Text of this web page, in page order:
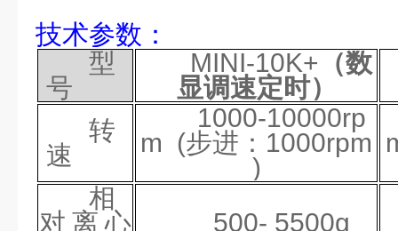
技术参数：
型
号
MINI-10K+ （数
显调速定时）
转
速
1000-10000rp
m
(步进：1000rpm
)
相
对离心
500- 5500g